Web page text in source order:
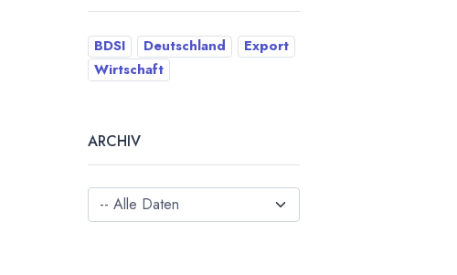
BDSI Deutschland
Export
Wirtschaft
ARCHIV